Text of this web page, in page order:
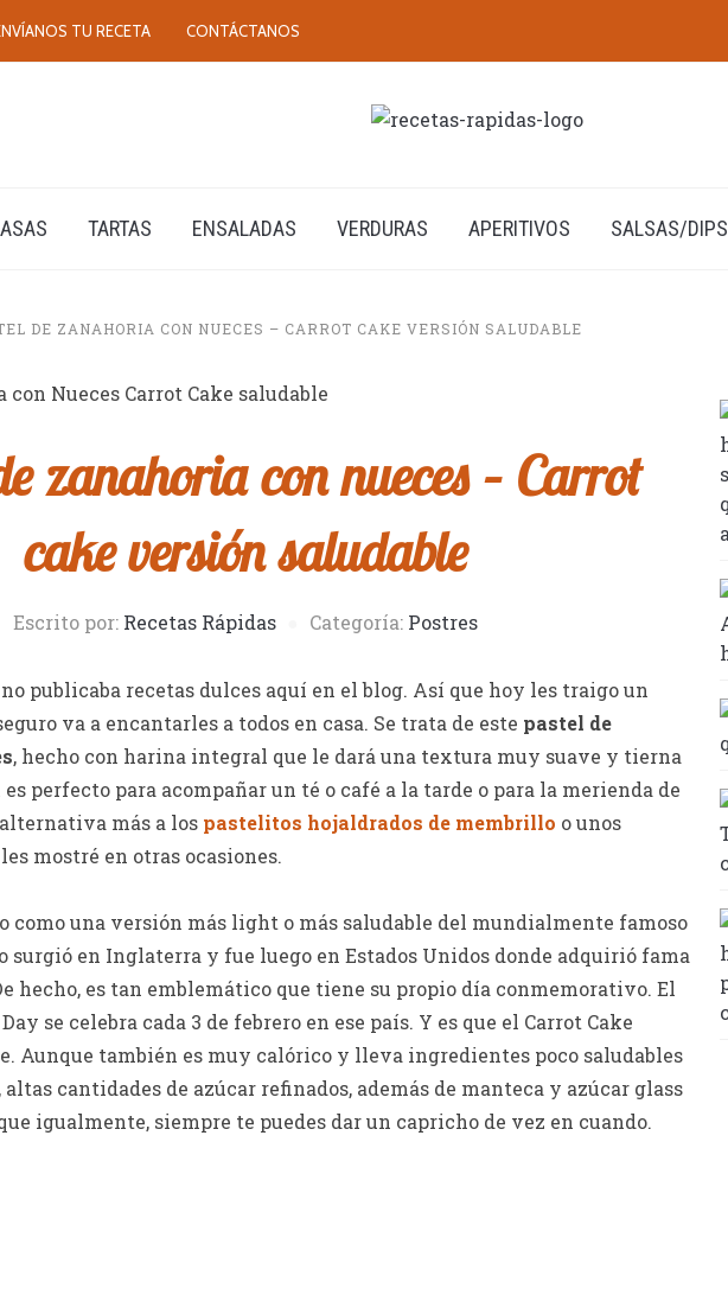
TU RECETA CONTÁCTANOS
TARTAS ENSALADAS VERDURAS APERITIVOS SALSAS/DIPS
DE ZANAHORIA CON NUECES – CARROT CAKE VERSIÓN SALUDABLE
zanahoria con nueces – Carrot
cake versión saludable
Escrito por: Recetas Rápidas Categoría: Postres
publicaba recetas dulces aquí en el blog. Así que hoy les traigo un
va a encantarles a todos en casa. Se trata de este pastel de
, hecho con harina integral que le dará una textura muy suave y tierna
es perfecto para acompañar un té o café a la tarde o para la merienda de
más a los pastelitos hojaldrados de membrillo o unos
mostré en otras ocasiones.
como una versión más light o más saludable del mundialmente famoso
surgió en Inglaterra y fue luego en Estados Unidos donde adquirió fama
hecho, es tan emblemático que tiene su propio día conmemorativo. El
se celebra cada 3 de febrero en ese país. Y es que el Carrot Cake
Aunque también es muy calórico y lleva ingredientes poco saludables
cantidades de azúcar refinados, además de manteca y azúcar glass
igualmente, siempre te puedes dar un capricho de vez en cuando.